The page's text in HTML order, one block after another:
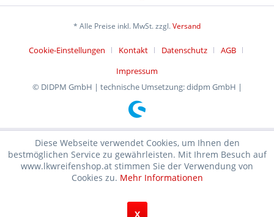
* Alle Preise inkl. MwSt. zzgl.Versand
Cookie-Einstellungen Kontakt Datenschutz
AGB
Impressum
© DIDPM GmbH | technische Umsetzung: didpm GmbH |
Diese Webseite verwendet Cookies, um Ihnen den
bestmöglichen Service zu gewährleisten. Mit Ihrem Besuch auf
www.lkwreifenshop.at stimmen Sie der Verwendung von
Cookies zu. Mehr Informationen
X